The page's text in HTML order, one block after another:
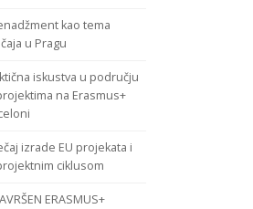
kao tema
u Pragu
iskustva u području
na Erasmus+
izrade EU projekata i
ciklusom
ERASMUS+